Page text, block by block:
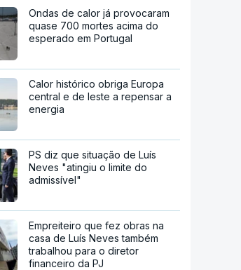
Ondas de calor já provocaram
quase 700 mortes acima do
esperado em Portugal
Calor histórico obriga Europa
central e de leste a repensar a
energia
PS diz que situação de Luís
Neves "atingiu o limite do
admissível"
Empreiteiro que fez obras na
casa de Luís Neves também
trabalhou para o diretor
financeiro da PJ